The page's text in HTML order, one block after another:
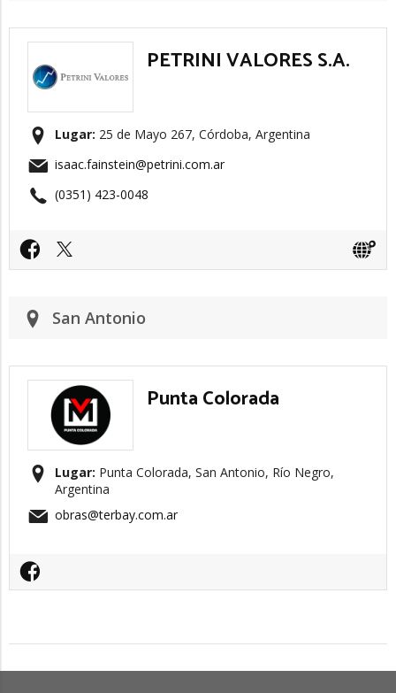
PETRINI VALORES S.A.
Lugar: 25 de Mayo 267, Córdoba, Argentina
isaac.fainstein@petrini.com.ar
(0351) 423-0048
San Antonio
Punta Colorada
Lugar: Punta Colorada, San Antonio, Río Negro,
Argentina
obras@terbay.com.ar